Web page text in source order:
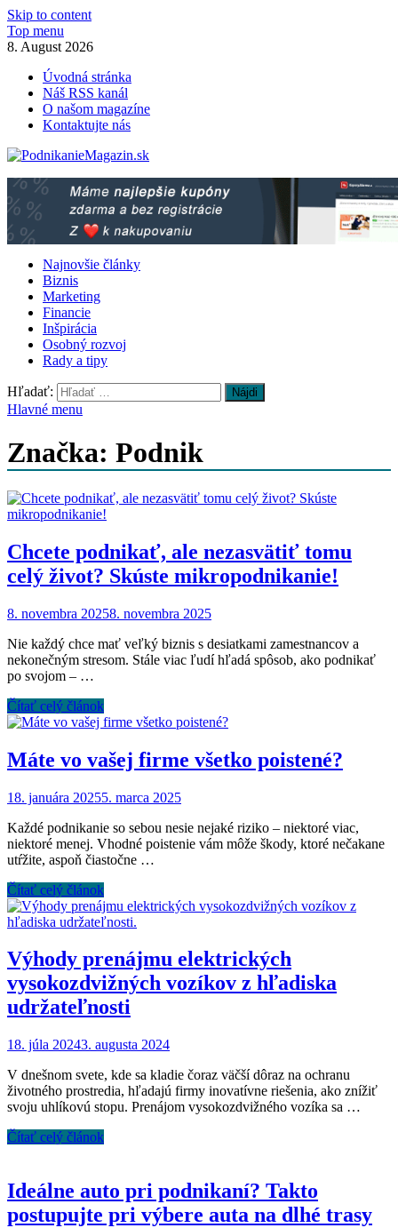
Skip to content
Top menu
8. August 2026
Úvodná stránka
Náš RSS kanál
O našom magazíne
Kontaktujte nás
PodnikanieMagazin.sk
Podnikanie magazín – praktické rady pre Váš biznis!
Najnovšie články
Biznis
Marketing
Financie
Inšpirácia
Osobný rozvoj
Rady a tipy
Hľadať:
Hlavné menu
Značka: Podnik
Chcete podnikať, ale nezasvätiť tomu
celý život? Skúste mikropodnikanie!
8. novembra 20258. novembra 2025
Nie každý chce mať veľký biznis s desiatkami zamestnancov a
nekonečným stresom. Stále viac ľudí hľadá spôsob, ako podnikať
po svojom – …
Čítať celý článok
Máte vo vašej firme všetko poistené?
18. januára 20255. marca 2025
Každé podnikanie so sebou nesie nejaké riziko – niektoré viac,
niektoré menej. Vhodné poistenie vám môže škody, ktoré nečakane
utŕžite, aspoň čiastočne …
Čítať celý článok
Výhody prenájmu elektrických
vysokozdvižných vozíkov z hľadiska
udržateľnosti
18. júla 20243. augusta 2024
V dnešnom svete, kde sa kladie čoraz väčší dôraz na ochranu
životného prostredia, hľadajú firmy inovatívne riešenia, ako znížiť
svoju uhlíkovú stopu. Prenájom vysokozdvižného vozíka sa …
Čítať celý článok
Ideálne auto pri podnikaní? Takto
postupujte pri výbere auta na dlhé trasy